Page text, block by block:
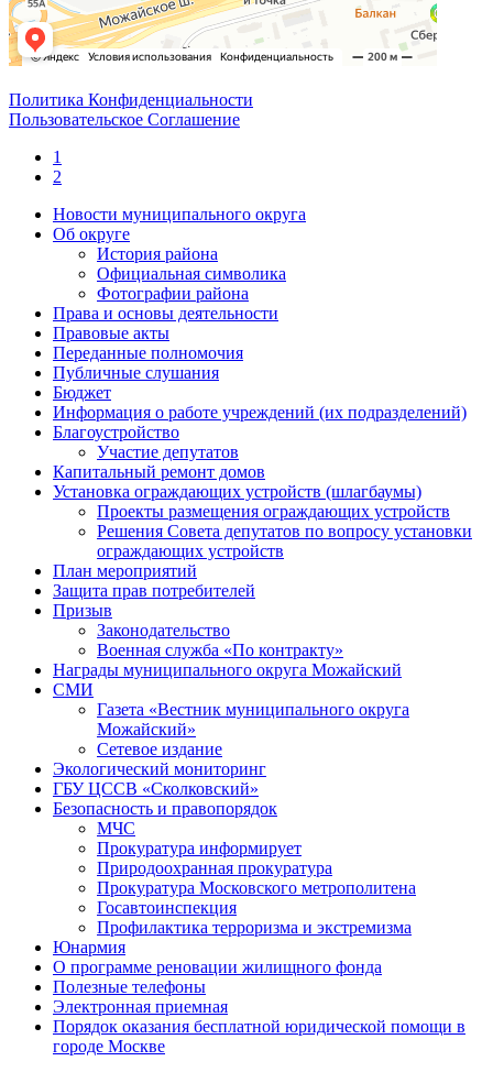
Политика Конфиденциальности
Пользовательское Соглашение
1
2
Новости муниципального округа
Об округе
История района
Официальная символика
Фотографии района
Права и основы деятельности
Правовые акты
Переданные полномочия
Публичные слушания
Бюджет
Информация о работе учреждений (их подразделений)
Благоустройство
Участие депутатов
Капитальный ремонт домов
Установка ограждающих устройств (шлагбаумы)
Проекты размещения ограждающих устройств
Решения Совета депутатов по вопросу установки
ограждающих устройств
План мероприятий
Защита прав потребителей
Призыв
Законодательство
Военная служба «По контракту»
Награды муниципального округа Можайский
СМИ
Газета «Вестник муниципального округа
Можайский»
Сетевое издание
Экологический мониторинг
ГБУ ЦССВ «Сколковский»
Безопасность и правопорядок
МЧС
Прокуратура информирует
Природоохранная прокуратура
Прокуратура Московского метрополитена
Госавтоинспекция
Профилактика терроризма и экстремизма
Юнармия
О программе реновации жилищного фонда
Полезные телефоны
Электронная приемная
Порядок оказания бесплатной юридической помощи в
городе Москве